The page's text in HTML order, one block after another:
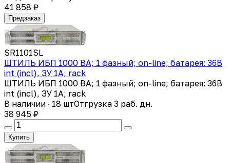
41 858 ₽
Предзаказ
SR1101SL
ШТИЛЬ ИБП 1000 ВА; 1 фазный; on-line; батарея: 36В
int (incl), ЗУ 1А; rack
ШТИЛЬ ИБП 1000 ВА; 1 фазный; on-line; батарея: 36В
int (incl), ЗУ 1А; rack
В наличии · 18 штОтгрузка 3 раб. дн.
38 945 ₽
Купить